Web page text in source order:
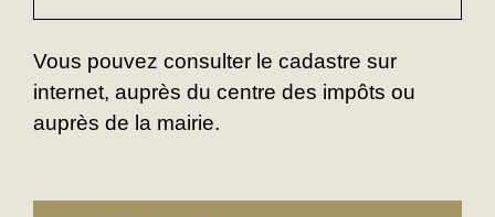
Vous pouvez consulter le cadastre sur
internet, auprès du centre des impôts ou
auprès de la mairie.